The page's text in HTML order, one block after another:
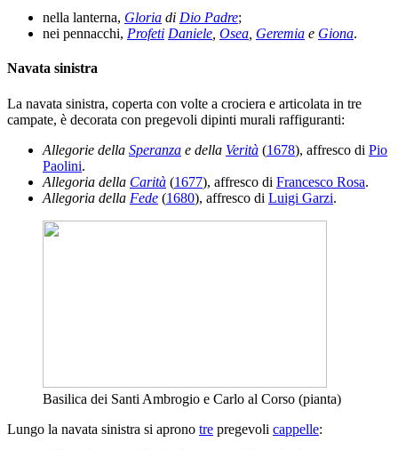
nella lanterna, Gloria di Dio Padre;
nei pennacchi, Profeti Daniele Osea Geremia e Giona.
Navata sinistra
La navata sinistra, coperta con volte a crociera e articolata in tre
campate, è decorata con pregevoli dipinti murali raffiguranti:
Allegorie della Speranza e della Verità (1678), affresco di Pio
Paolini.
Allegoria della Carità (1677), affresco di Francesco Rosa.
Allegoria della Fede (1680), affresco di Luigi Garzi.
Basilica dei Santi Ambrogio e Carlo al Corso (pianta)
Lungo la navata sinistra si aprono tre pregevoli cappelle: